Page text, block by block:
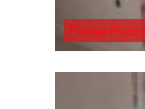
Pimapen